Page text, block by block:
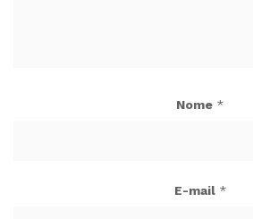
Nome *
E-mail *